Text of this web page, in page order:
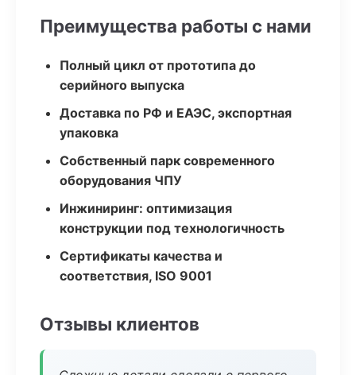
Преимущества работы с нами
Полный цикл от прототипа до
серийного выпуска
Доставка по РФ и ЕАЭС, экспортная
упаковка
Собственный парк современного
оборудования ЧПУ
Инжиниринг: оптимизация
конструкции под технологичность
Сертификаты качества и
соответствия, ISO 9001
Отзывы клиентов